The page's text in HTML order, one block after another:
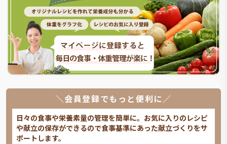
＼会員登録でもっと便利に／
日々の食事や栄養素量の管理を簡単に。お気に入りのレシピ
や献立の保存ができるので食事基準にあった献立づくりをサ
ポートします。